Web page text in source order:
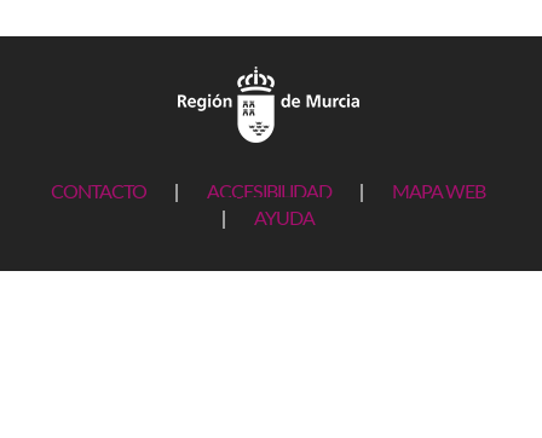
CONTACTO ACCESIBILIDAD
MAPA WEB
AYUDA